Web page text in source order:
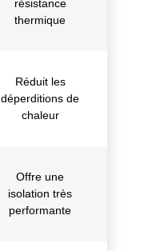
résistance
thermique
Réduit les
déperditions de
chaleur
Offre une
isolation très
performante